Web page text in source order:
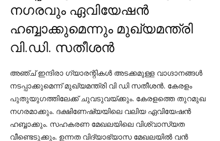
നഗരവും ഏവിയേഷന്‍
ഹബ്ബാക്കുമെന്നും മുഖ്യമന്ത്രി
വി.ഡി. സതീശന്‍
അഞ്ച് ഇന്ദിരാ ഗ്യാരന്റികള്‍ അടക്കമുള്ള വാഗ്ദാനങ്ങള്‍
നടപ്പാക്കുമെന്ന് മുഖ്യമന്ത്രി വി ഡി സതീശന്‍. കേരളം
പുതുയുഗത്തിലേക്ക് ചുവടുവയ്ക്കും. കേരളത്തെ തുറമുഖ
നഗരമാക്കും. ദക്ഷിണേഷ്യയിലെ വലിയ ഏവിയേഷന്‍
ഹബ്ബാക്കും. സഹകരണ മേഖലയിലെ വിശ്വാസ്യത
വീണ്ടെടുക്കും. ഉന്നത വിദ്യാഭ്യാസ മേഖലയില്‍ വന്‍